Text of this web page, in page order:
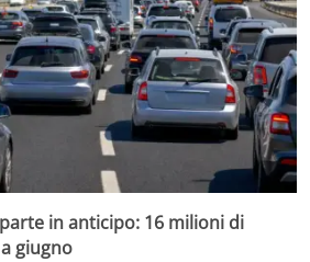
parte in anticipo: 16 milioni di
giugno